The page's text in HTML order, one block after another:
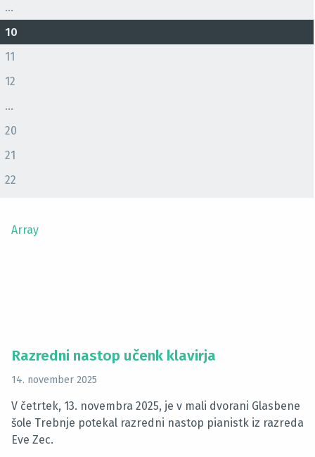
...
10
11
12
...
20
21
22
Array
Razredni nastop učenk klavirja
14. november 2025
V četrtek, 13. novembra 2025, je v mali dvorani Glasbene
šole Trebnje potekal razredni nastop pianistk iz razreda
Eve Zec.